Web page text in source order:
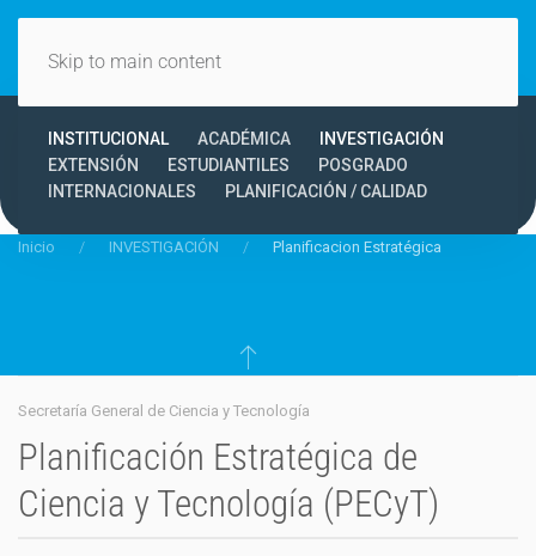
Skip to main content
INSTITUCIONAL ACADÉMICA
INVESTIGACIÓN
EXTENSIÓN
ESTUDIANTILES
POSGRADO
INTERNACIONALES
PLANIFICACIÓN / CALIDAD
Inicio INVESTIGACIÓN Planificacion Estratégica
Secretaría General de Ciencia y Tecnología
Planificación Estratégica de
Ciencia y Tecnología (PECyT)